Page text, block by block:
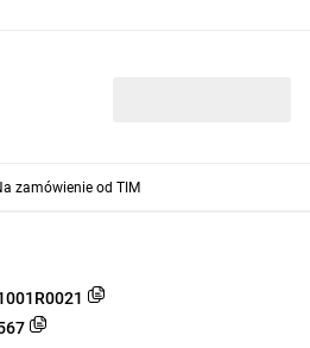
zamówienie od TIM